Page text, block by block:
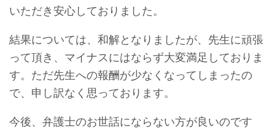
いただき安心しておりました。
結果については、和解となりましたが、先生に頑張
って頂き、マイナスにはならず大変満足しておりま
す。ただ先生への報酬が少なくなってしまったの
で、申し訳なく思っております。
今後、弁護士のお世話にならない方が良いのです